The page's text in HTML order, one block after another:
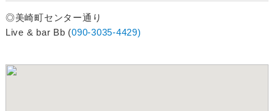
◎美崎町センター通り
Live & bar Bb (090-3035-4429)